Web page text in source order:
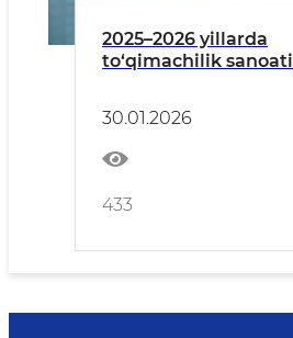
2025–2026 yillarda
to‘qimachilik sanoati
30.01.2026
433